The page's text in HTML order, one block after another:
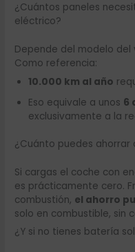
¿Cuántos paneles
eléctrico?
Depende del modelo del
Como referencia:
10.000 km al año
Eso equivale a unos 6
exclusivamente a la
¿Cuánto puedes ahorrar
Si cargas el coche con
es prácticamente cero.
combustión, el ahorro
solo en combustible, sin
¿Y si no tienes batería